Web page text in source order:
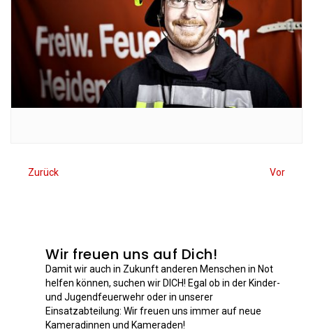
Zurück Vor
Wir freuen uns auf Dich!
Damit wir auch in Zukunft anderen Menschen in Not
helfen können, suchen wir DICH! Egal ob in der Kinder-
und Jugendfeuerwehr oder in unserer
Einsatzabteilung: Wir freuen uns immer auf neue
Kameradinnen und Kameraden!